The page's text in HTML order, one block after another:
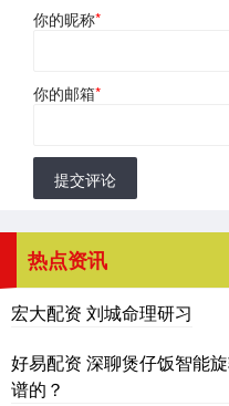
你的昵称*
你的邮箱*
提交评论
热点资讯
宏大配资 刘城命理研习
好易配资 深聊煲仔饭智能
谱的？